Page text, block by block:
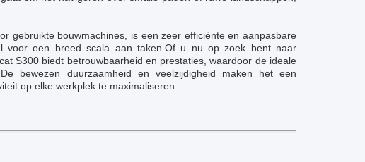
gebruikte bouwmachines, is een zeer efficiënte en aanpasbare
voor een breed scala aan taken.Of u nu op zoek bent naar
S300 biedt betrouwbaarheid en prestaties, waardoor de ideale
bewezen duurzaamheid en veelzijdigheid maken het een
op elke werkplek te maximaliseren.